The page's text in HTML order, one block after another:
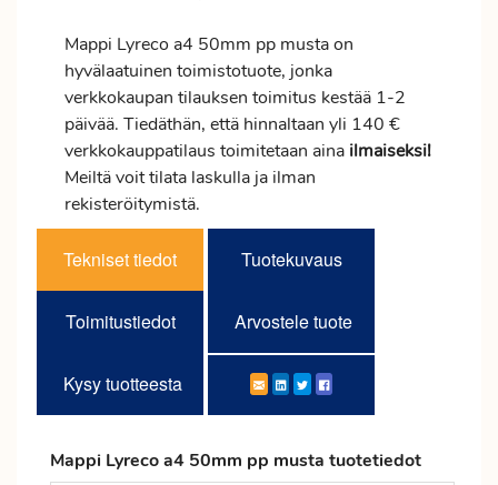
Mappi Lyreco a4 50mm pp musta on
hyvälaatuinen toimistotuote, jonka
verkkokaupan tilauksen toimitus kestää 1-2
päivää. Tiedäthän, että hinnaltaan yli 140 €
verkkokauppatilaus toimitetaan aina ilmaiseksi!
Meiltä voit tilata laskulla ja ilman
rekisteröitymistä.
Tekniset tiedot Tuotekuvaus
Toimitustiedot Arvostele tuote
Kysy tuotteesta
Mappi Lyreco a4 50mm pp musta tuotetiedot